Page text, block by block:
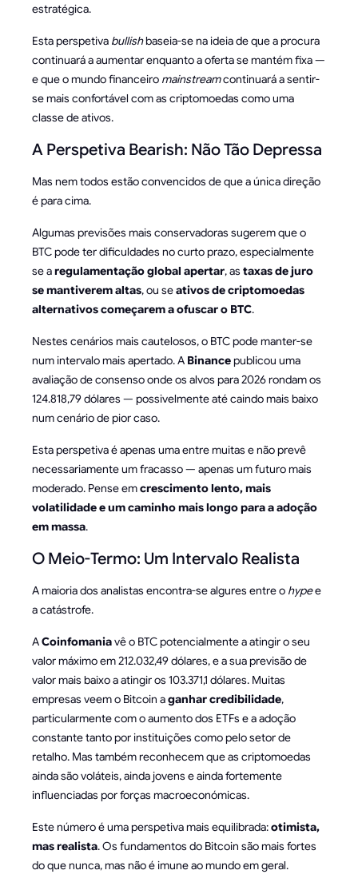
estratégica.
Esta perspetiva bullishbaseia-se na ideia de que a procura
continuará a aumentar enquanto a oferta se mantém fixa —
e que o mundo financeiro mainstreamcontinuará a sentir-
se mais confortável com as criptomoedas como uma
classe de ativos.
A Perspetiva Bearish: Não Tão Depressa
Mas nem todos estão convencidos de que a única direção
é para cima.
Algumas previsões mais conservadoras sugerem que o
BTC pode ter dificuldades no curto prazo, especialmente
se aregulamentação global apertar, as taxas de juro
se mantiverem altas, ou seativos de criptomoedas
alternativos começarem a ofuscar o BTC.
Nestes cenários mais cautelosos, o BTC pode manter-se
num intervalo mais apertado. A Binancepublicou uma
avaliação de consenso onde os alvos para 2026 rondam os
124.818,79 dólares — possivelmente até caindo mais baixo
num cenário de pior caso.
Esta perspetiva é apenas uma entre muitas e não prevê
necessariamente um fracasso — apenas um futuro mais
moderado. Pense emcrescimento lento, mais
volatilidade e um caminho mais longo para a adoção
em massa.
O Meio-Termo: Um Intervalo Realista
A maioria dos analistas encontra-se algures entre o hypee
a catástrofe.
ACoinfomaniavê o BTC potencialmente a atingir o seu
valor máximo em 212.032,49 dólares, e a sua previsão de
valor mais baixo a atingir os 103.371,1 dólares. Muitas
empresas veem o Bitcoin aganhar credibilidade,
particularmente com o aumento dos ETFs e a adoção
constante tanto por instituições como pelo setor de
retalho. Mas também reconhecem que as criptomoedas
ainda são voláteis, ainda jovens e ainda fortemente
influenciadas por forças macroeconómicas.
Este número é uma perspetiva mais equilibrada:otimista,
mas realista. Os fundamentos do Bitcoin são mais fortes
do que nunca, mas não é imune ao mundo em geral.